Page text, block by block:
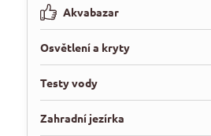
Akvabazar
Osvětlení a kryty
Testy vody
Zahradní jezírka